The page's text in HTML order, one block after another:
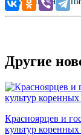
Другие
Красноярцев и
культур